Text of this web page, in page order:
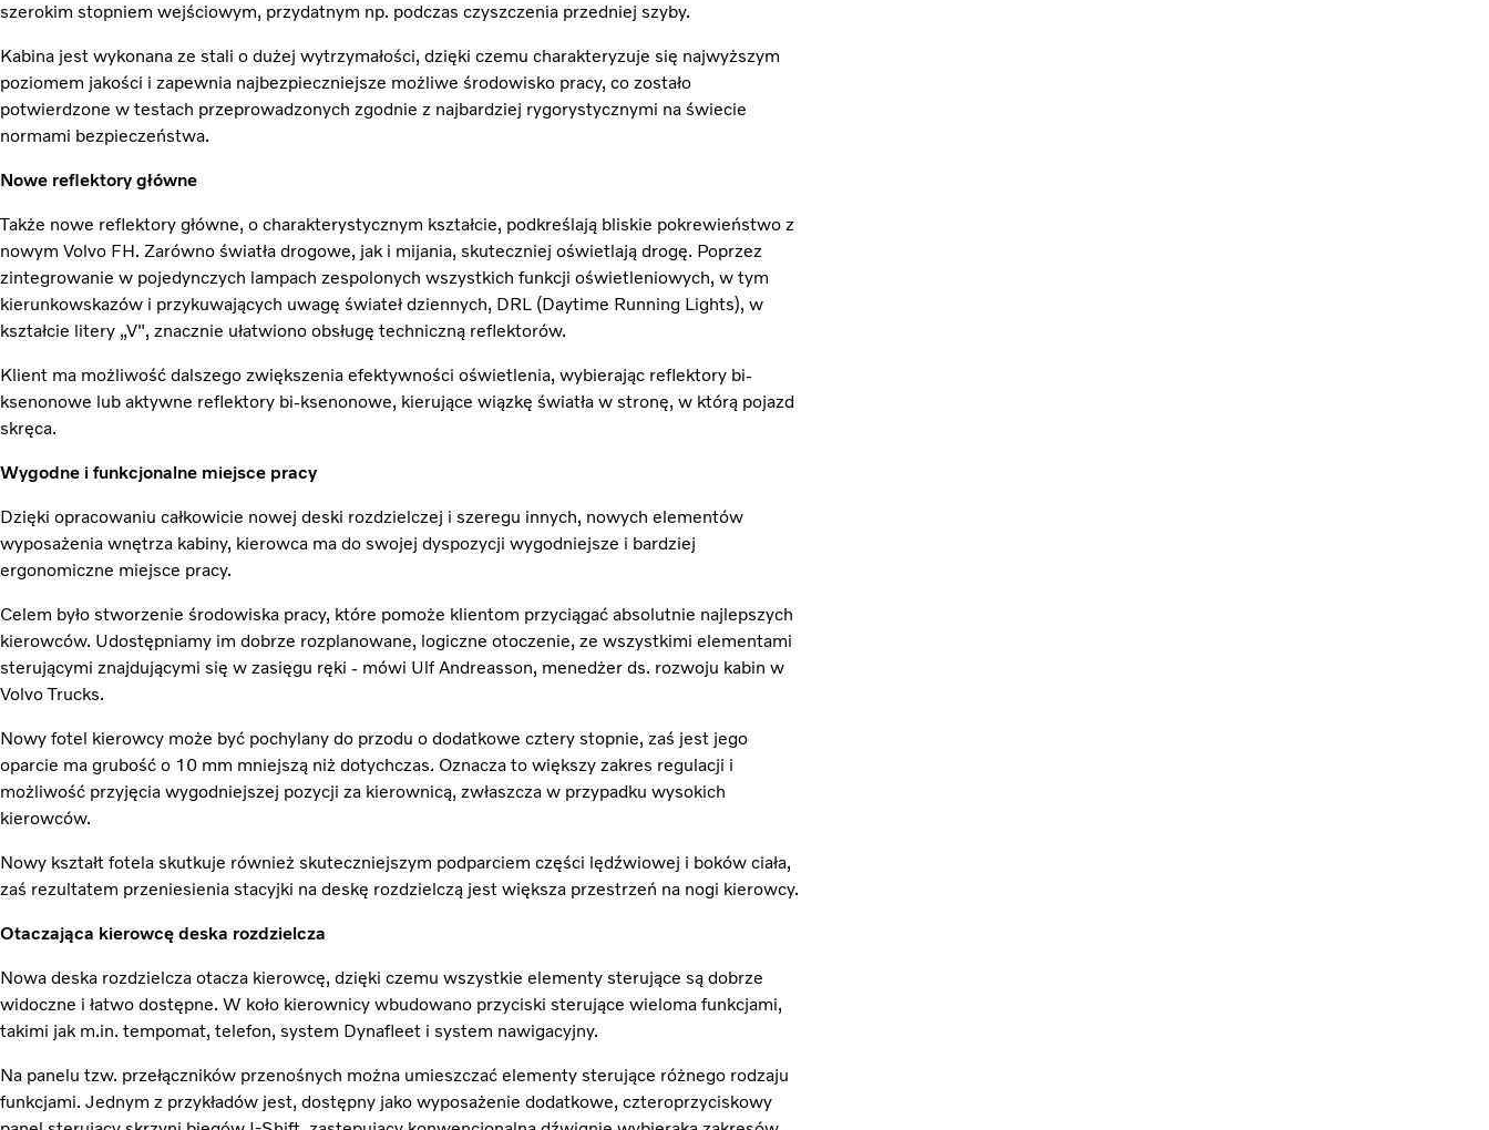
szerokim stopniem wejściowym, przydatnym np. podczas czyszczenia przedniej szyby.
Kabina jest wykonana ze stali o dużej wytrzymałości, dzięki czemu charakteryzuje się najwyższym
poziomem jakości i zapewnia najbezpieczniejsze możliwe środowisko pracy, co zostało
potwierdzone w testach przeprowadzonych zgodnie z najbardziej rygorystycznymi na świecie
normami bezpieczeństwa.
Nowe reflektory główne
Także nowe reflektory główne, o charakterystycznym kształcie, podkreślają bliskie pokrewieństwo z
nowym Volvo FH. Zarówno światła drogowe, jak i mijania, skuteczniej oświetlają drogę. Poprzez
zintegrowanie w pojedynczych lampach zespolonych wszystkich funkcji oświetleniowych, w tym
kierunkowskazów i przykuwających uwagę świateł dziennych, DRL (Daytime Running Lights), w
kształcie litery „V", znacznie ułatwiono obsługę techniczną reflektorów.
Klient ma możliwość dalszego zwiększenia efektywności oświetlenia, wybierając reflektory bi-
ksenonowe lub aktywne reflektory bi-ksenonowe, kierujące wiązkę światła w stronę, w którą pojazd
skręca.
Wygodne i funkcjonalne miejsce pracy
Dzięki opracowaniu całkowicie nowej deski rozdzielczej i szeregu innych, nowych elementów
wyposażenia wnętrza kabiny, kierowca ma do swojej dyspozycji wygodniejsze i bardziej
ergonomiczne miejsce pracy.
Celem było stworzenie środowiska pracy, które pomoże klientom przyciągać absolutnie najlepszych
kierowców. Udostępniamy im dobrze rozplanowane, logiczne otoczenie, ze wszystkimi elementami
sterującymi znajdującymi się w zasięgu ręki - mówi Ulf Andreasson, menedżer ds. rozwoju kabin w
Volvo Trucks.
Nowy fotel kierowcy może być pochylany do przodu o dodatkowe cztery stopnie, zaś jest jego
oparcie ma grubość o 10 mm mniejszą niż dotychczas. Oznacza to większy zakres regulacji i
możliwość przyjęcia wygodniejszej pozycji za kierownicą, zwłaszcza w przypadku wysokich
kierowców.
Nowy kształt fotela skutkuje również skuteczniejszym podparciem części lędźwiowej i boków ciała,
zaś rezultatem przeniesienia stacyjki na deskę rozdzielczą jest większa przestrzeń na nogi kierowcy.
Otaczająca kierowcę deska rozdzielcza
Nowa deska rozdzielcza otacza kierowcę, dzięki czemu wszystkie elementy sterujące są dobrze
widoczne i łatwo dostępne. W koło kierownicy wbudowano przyciski sterujące wieloma funkcjami,
takimi jak m.in. tempomat, telefon, system Dynafleet i system nawigacyjny.
Na panelu tzw. przełączników przenośnych można umieszczać elementy sterujące różnego rodzaju
funkcjami. Jednym z przykładów jest, dostępny jako wyposażenie dodatkowe, czteroprzyciskowy